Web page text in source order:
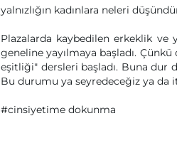
yalnızlığın kadınlara neleri
Plazalarda kaybedilen erkeklik ve
geneline yayılmaya başladı.
eşitliği" dersleri başladı. Buna dur
Bu durumu ya seyredeceğiz ya da
#cinsiyetime dokunma